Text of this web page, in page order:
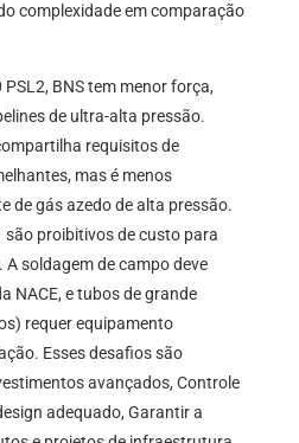
complexidade em comparação
BNS tem menor força,
de ultra-alta pressão.
requisitos de
mas é menos
de gás azedo de alta pressão.
são proibitivos de custo para
A soldagem de campo deve
NACE, e tubos de grande
requer equipamento
Esses desafios são
avançados, Controle
adequado, Garantir a